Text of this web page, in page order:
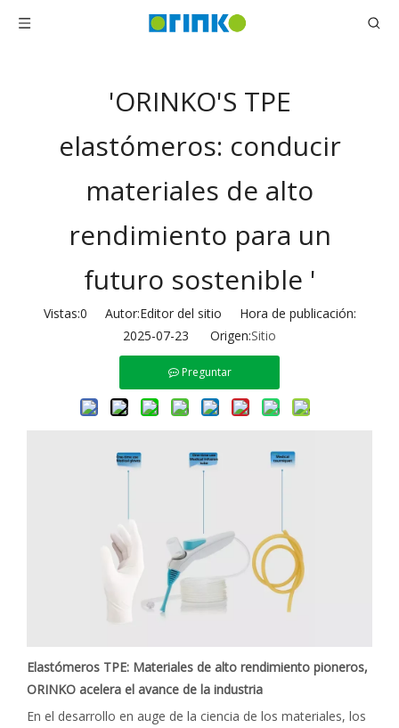
'ORINKO'S TPE
elastómeros: conducir
materiales de alto
rendimiento para un
futuro sostenible '
Vistas:0 Autor:Editor del sitio Hora de publicación:
2025-07-23 Origen:Sitio
Preguntar
Elastómeros TPE: Materiales de alto rendimiento pioneros,
ORINKO acelera el avance de la industria
En el desarrollo en auge de la ciencia de los materiales, los